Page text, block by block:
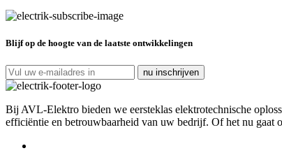
Blijf op de hoogte van de laatste ontwikkelingen
Bij AVL-Elektro bieden we eersteklas elektrotechnische
efficiëntie en betrouwbaarheid van uw bedrijf. Of het nu gaat